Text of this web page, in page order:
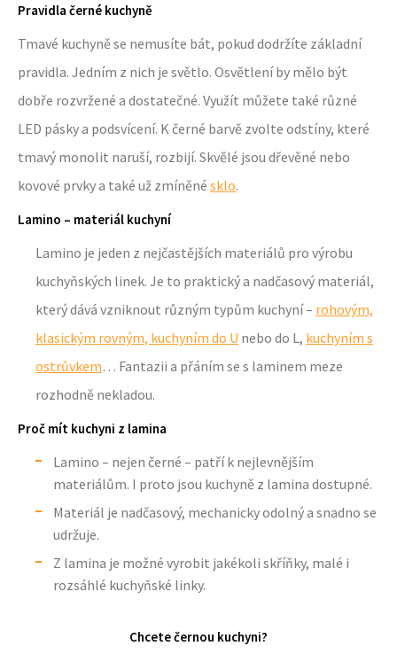
Pravidla černé kuchyně
Tmavé kuchyně se nemusíte bát, pokud dodržíte základní
pravidla. Jedním z nich je světlo. Osvětlení by mělo být
dobře rozvržené a dostatečné. Využít můžete také různé
LED pásky a podsvícení. K černé barvě zvolte odstíny, které
tmavý monolit naruší, rozbijí. Skvělé jsou dřevěné nebo
kovové prvky a také už zmíněné sklo.
Lamino – materiál kuchyní
Lamino je jeden z nejčastějších materiálů pro výrobu
kuchyňských linek. Je to praktický a nadčasový materiál,
který dává vzniknout různým typům kuchyní – rohovým,
klasickým rovným, kuchyním do U nebo do L, kuchyním s
ostrůvkem… Fantazii a přáním se s laminem meze
rozhodně nekladou.
Proč mít kuchyni z lamina
Lamino – nejen černé – patří k nejlevnějším
materiálům. I proto jsou kuchyně z lamina dostupné.
Materiál je nadčasový, mechanicky odolný a snadno se
udržuje.
Z lamina je možné vyrobit jakékoli skříňky, malé i
rozsáhlé kuchyňské linky.
Chcete černou kuchyni?